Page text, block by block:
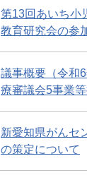
第13回あいち小
教育研究会の参
議事概要（令和
療審議会5事業等
新愛知県がんセ
の策定について